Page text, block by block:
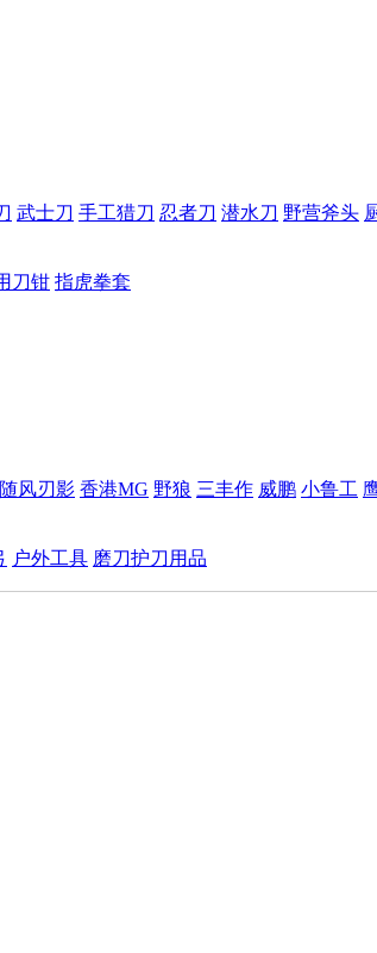
武士刀 手工猎刀 忍者刀 潜水刀 野营斧头
刀钳 指虎拳套
随风刃影 香港MG 野狼 三丰作 威鹏 小鲁工
户外工具 磨刀护刀用品